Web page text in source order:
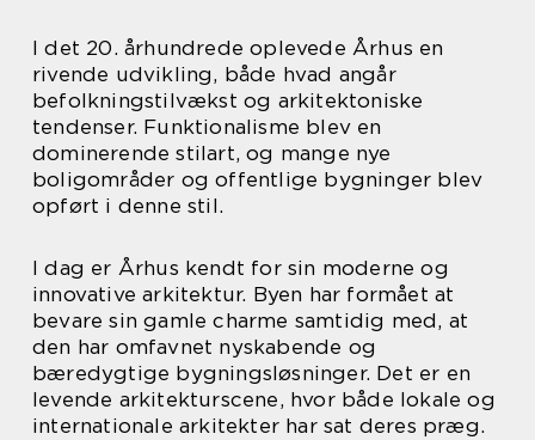
I det 20. århundrede oplevede Århus en
rivende udvikling, både hvad angår
befolkningstilvækst og arkitektoniske
tendenser. Funktionalisme blev en
dominerende stilart, og mange nye
boligområder og offentlige bygninger blev
opført i denne stil.
I dag er Århus kendt for sin moderne og
innovative arkitektur. Byen har formået at
bevare sin gamle charme samtidig med, at
den har omfavnet nyskabende og
bæredygtige bygningsløsninger. Det er en
levende arkitekturscene, hvor både lokale og
internationale arkitekter har sat deres præg.